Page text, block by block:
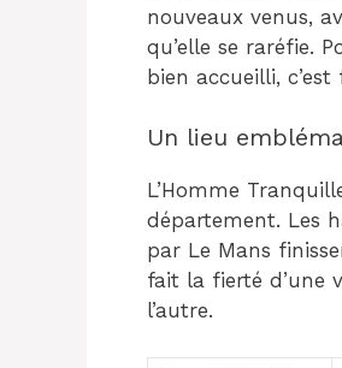
nouveaux venus,
qu’elle se raréfie.
bien accueilli,
Un lieu
L’Homme
département. Les
par Le Mans
fait la fierté d’une
l’autre.